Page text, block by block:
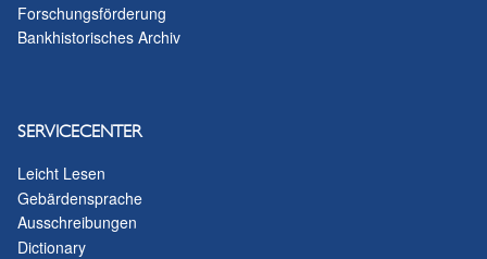
Forschungsförderung
Bankhistorisches Archiv
SERVICECENTER
Leicht Lesen
Gebärdensprache
Ausschreibungen
Dictionary